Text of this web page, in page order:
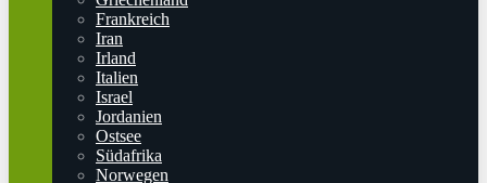
Frankreich
Iran
Irland
Italien
Israel
Jordanien
Ostsee
Südafrika
Norwegen